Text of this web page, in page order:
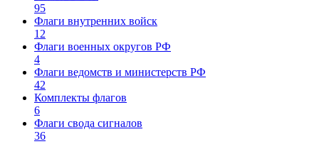
95
Флаги внутренних войск
12
Флаги военных округов РФ
4
Флаги ведомств и министерств РФ
42
Комплекты флагов
6
Флаги свода сигналов
36